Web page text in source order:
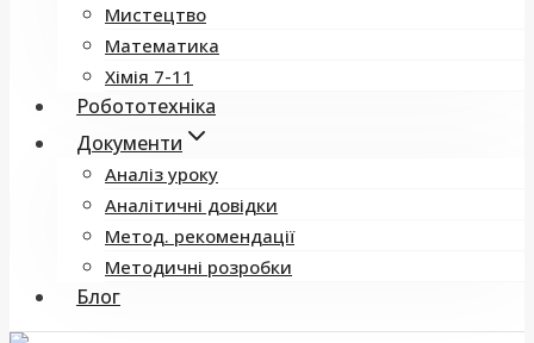
Мистецтво
Математика
Хімія 7-11
Робототехніка
Документи
Аналіз уроку
Аналітичні довідки
Метод. рекомендації
Методичні розробки
Блог